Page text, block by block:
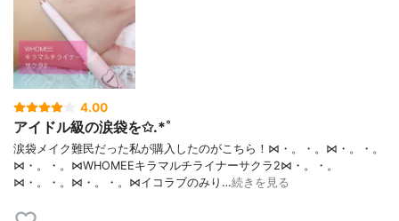
4.00
アイドル級の涙袋を✩.*˚
涙袋メイク難民だった私が購入したのがこちら！⋈・。・。⋈・。・。
⋈・。・。⋈WHOMEEキラマルチライナーサクラ2⋈・。・。
⋈・。・。⋈・。・。⋈イコラブのみり…続きを見る